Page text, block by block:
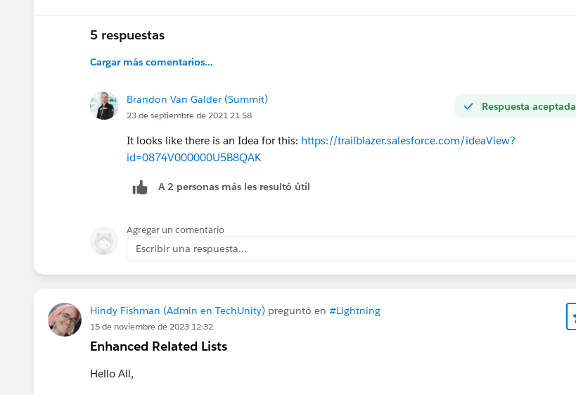
5 respuestas
Cargar más comentarios...
Respuesta aceptada
Brandon Van Galder (Summit)
23 de septiembre de 2021 21:58
It looks like there is an Idea for this: https://trailblazer.salesforce.com/ideaView?
id=0874V000000U5B8QAK
A 2 personas más les resultó útil
Agregar un comentario
Escribir una respuesta...
Hindy Fishman (Admin en TechUnity) preguntó en #Lightning
15 de noviembre de 2023 12:32
Enhanced Related Lists
Hello All,